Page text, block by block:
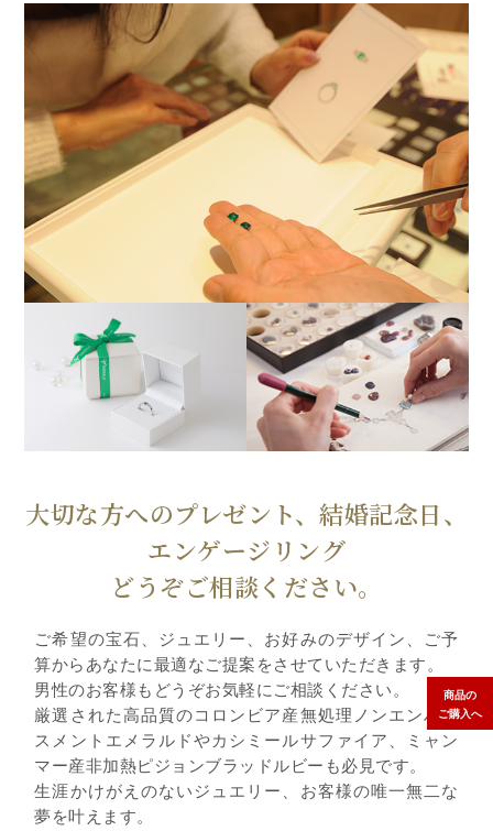
大切な方へのプレゼント、結婚記念日、
エンゲージリング
どうぞご相談ください。
ご希望の宝石、ジュエリー、お好みのデザイン、ご予
算からあなたに最適なご提案をさせていただきます。
男性のお客様もどうぞお気軽にご相談ください。
厳選された高品質のコロンビア産無処理ノンエンハン
スメントエメラルドやカシミールサファイア、ミャン
マー産非加熱ピジョンブラッドルビーも必見です。
生涯かけがえのないジュエリー、お客様の唯一無二な
夢を叶えます。
商品の
ご購入へ